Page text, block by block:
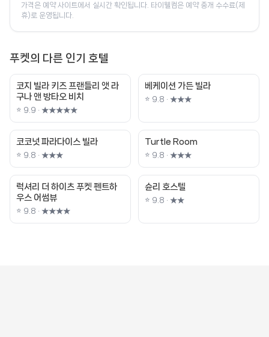
가격은 예약 사이트에서 실시간 확인됩니다. 타이웰컴은 예약 중개 수수료(제
휴)로 운영됩니다.
푸켓의 다른 인기 호텔
코지 빌라 키즈 프랜들리 앳 라
구나 앤 방타오 비치
⭐ 9.9 · ★★★★★
베케이션 가든 빌라
⭐ 9.8 · ★★★
코코넛 파라다이스 빌라
⭐ 9.8 · ★★★
Turtle Room
⭐ 9.8 · ★★★
럭셔리 더 하이츠 푸켓 펜트하
우스 어썸뷰
⭐ 9.8 · ★★★★
슌리 호스텔
⭐ 9.8 · ★★